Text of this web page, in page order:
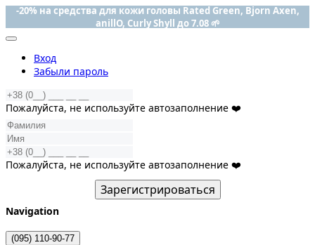
-20% на средства для кожи головы Rated Green, Bjorn Axen,
anillO, Curly Shyll до 7.08 🌱
Вход
Забыли пароль
Пожалуйста, не используйте автозаполнение ❤️
Пожалуйста, не используйте автозаполнение ❤️
Зарегистрироваться
Navigation
(095) 110-90-77